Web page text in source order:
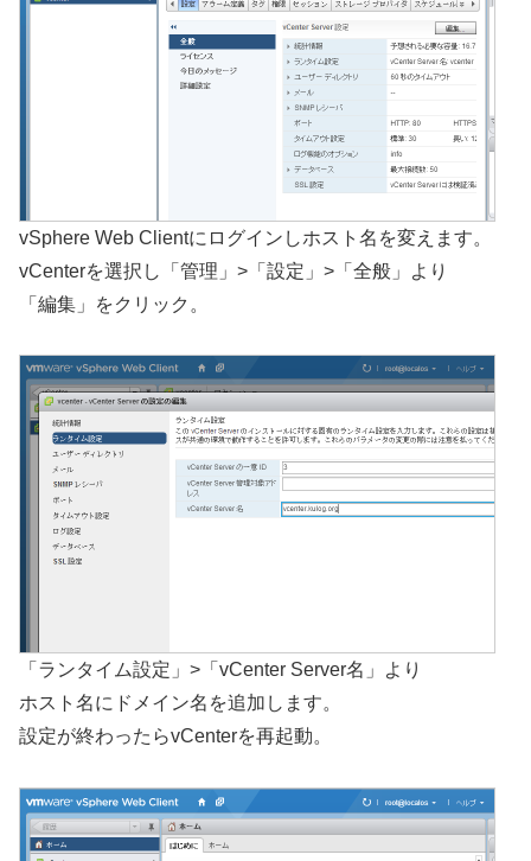
vSphere Web Clientにログインしホスト名を変えます。
vCenterを選択し「管理」>「設定」>「全般」より
「編集」をクリック。
「ランタイム設定」>「vCenter Server名」より
ホスト名にドメイン名を追加します。
設定が終わったらvCenterを再起動。